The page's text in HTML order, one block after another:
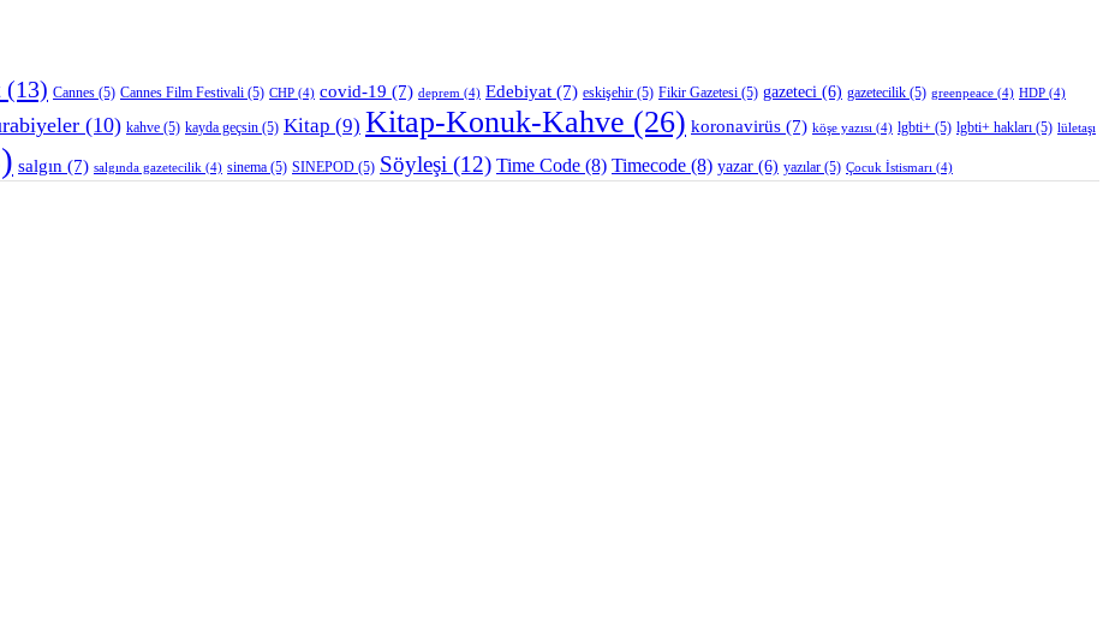
(13) Cannes (5) Cannes Film Festivali (5) CHP (4) covid-19 (7) deprem (4) Edebiyat (7) eskişehir (5) Fikir Gazetesi (5) gazeteci (6) gazetecilik (5) greenpeace (4) HDP (4)
(10) kahve (5) kayda geçsin (5) Kitap (9) Kitap-Konuk-Kahve (26) koronavirüs (7) köşe yazısı (4) lgbti+ (5) lgbti+ hakları (5) lületaşı
salgın (7) salgında gazetecilik (4) sinema (5) SINEPOD (5) Söyleşi (12) Time Code (8) Timecode (8) yazar (6) yazılar (5) Çocuk İstismarı (4)